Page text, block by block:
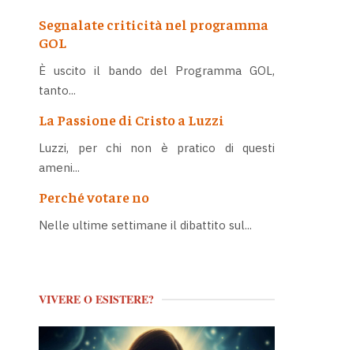
Segnalate criticità nel programma
GOL
È uscito il bando del Programma GOL,
tanto...
La Passione di Cristo a Luzzi
Luzzi, per chi non è pratico di questi
ameni...
Perché votare no
Nelle ultime settimane il dibattito sul...
VIVERE O ESISTERE?